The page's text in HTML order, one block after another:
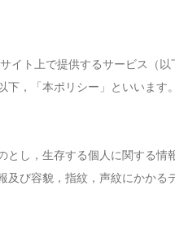
イト上で提供するサービス（
，「本ポリシー」といいます
とし，生存する個人に関する
び容貌，指紋，声紋にかか